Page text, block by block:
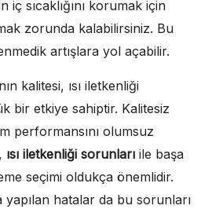
iç sıcaklığını korumak için
zorunda kalabilirsiniz. Bu
artışlara yol açabilir.
kalitesi, ısı iletkenliği
bir etkiye sahiptir. Kalitesiz
performansını olumsuz
ısı iletkenliği sorunları ile başa
seçimi oldukça önemlidir.
yapılan hatalar da bu sorunları